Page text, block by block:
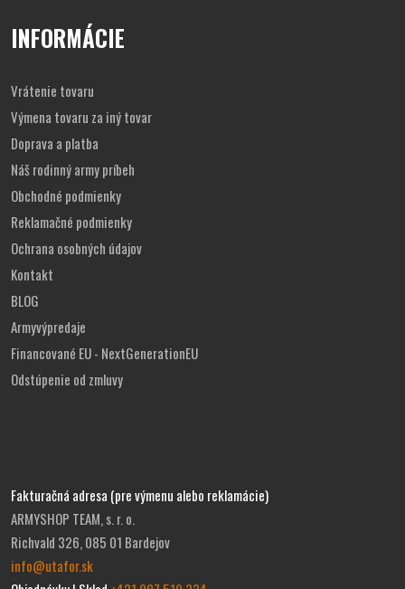
INFORMÁCIE
Vrátenie tovaru
Výmena tovaru za iný tovar
Doprava a platba
Náš rodinný army príbeh
Obchodné podmienky
Reklamačné podmienky
Ochrana osobných údajov
Kontakt
BLOG
Armyvýpredaje
Financované EU - NextGenerationEU
Odstúpenie od zmluvy
Fakturačná adresa (pre výmenu alebo reklamácie)
ARMYSHOP TEAM, s. r. o.
Richvald 326, 085 01 Bardejov
info@utafor.sk